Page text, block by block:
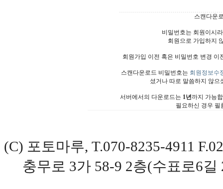
스캔다운
비밀번호는 회원이시
회원으로 가입하지
회원가입 이전 혹은 비밀번호 변경
스캔다운로드 비밀번호는 회원정보수
셨거나 따로 말씀하지 않으
서버에서의 다운로드는 1년까지 가능
필요하신 경우 필
(C) 포토마루, T.070-8235-4911
충무로 3가 58-9 2층(수표로6